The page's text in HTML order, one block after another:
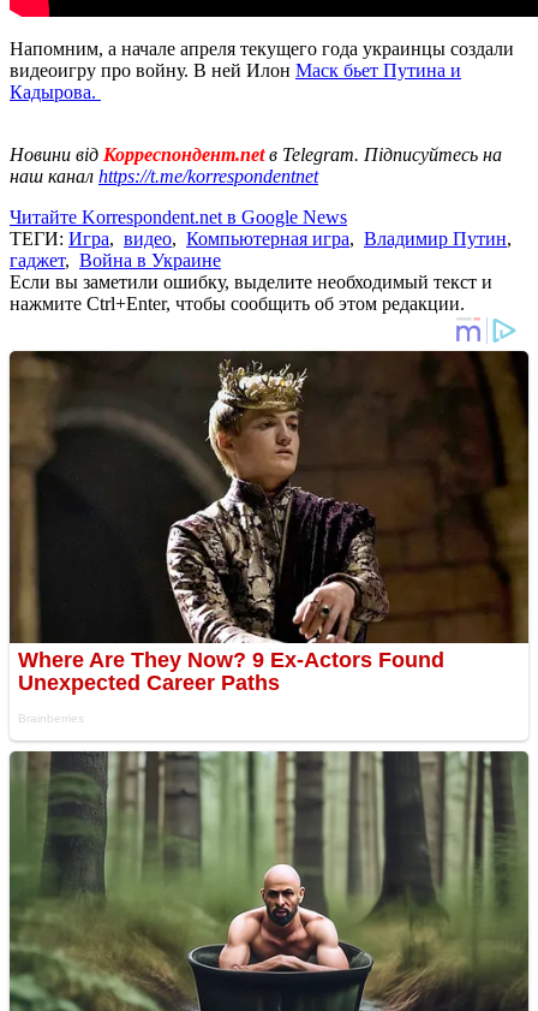
Напомним, а начале апреля текущего года украинцы создали
видеоигру про войну. В ней Илон Маск бьет Путина и
Кадырова.
Новини від Корреспондент.netв Telegram. Підписуйтесь на
наш канал https://t.me/korrespondentnet
Читайте Korrespondent.net в Google News
ТЕГИ: Игра, видео, Компьютерная игра, Владимир Путин,
гаджет, Война в Украине
Если вы заметили ошибку, выделите необходимый текст и
нажмите Ctrl+Enter, чтобы сообщить об этом редакции.